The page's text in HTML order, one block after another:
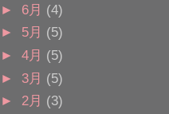
► 6月 (4)
► 5月 (5)
► 4月 (5)
► 3月 (5)
► 2月 (3)